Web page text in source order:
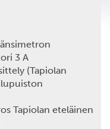
3 A
(Tapiolan
Tapiolan eteläinen